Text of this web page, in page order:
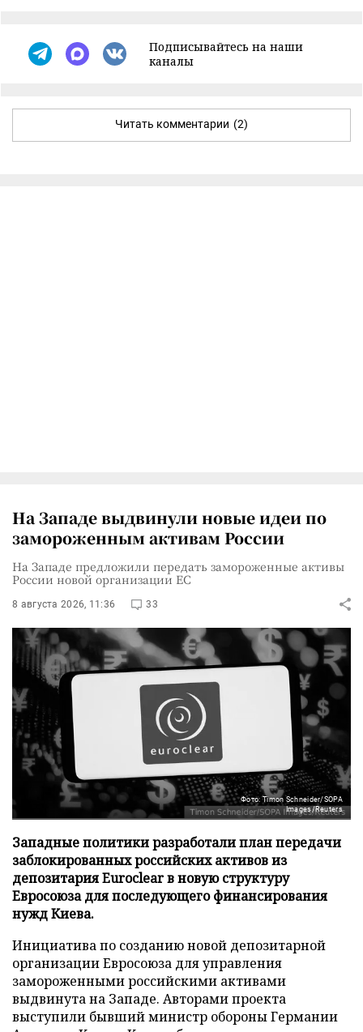
Подписывайтесь на наши
каналы
Читать комментарии (2)
На Западе выдвинули новые идеи по
замороженным активам России
На Западе предложили передать замороженные активы
России новой организации ЕС
8 августа 2026, 11:36 33
Фото: Timon Schneider/SOPA
Images/Reuters
Западные политики разработали план передачи
заблокированных российских активов из
депозитария Euroclear в новую структуру
Евросоюза для последующего финансирования
нужд Киева.
Инициатива по созданию новой депозитарной
организации Евросоюза для управления
замороженными российскими активами
выдвинута на Западе. Авторами проекта
выступили бывший министр обороны Германии